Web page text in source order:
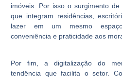
imóveis. Por isso o surgimento
que integram residências,
lazer em um mesmo
conveniência e praticidade aos
Por fim, a digitalização do
tendência que facilita o setor.